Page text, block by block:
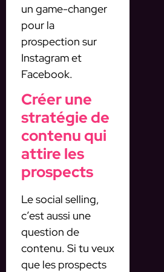
un game-changer
pour la
prospection sur
Instagram et
Facebook.
Créer une
stratégie de
contenu qui
attire les
prospects
Le social selling,
c’est aussi une
question de
contenu. Si tu veux
que les prospects